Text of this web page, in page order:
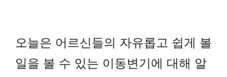
오늘은 어르신들의 자유롭고 쉽게 볼
일을 볼 수 있는 이동변기에 대해 알